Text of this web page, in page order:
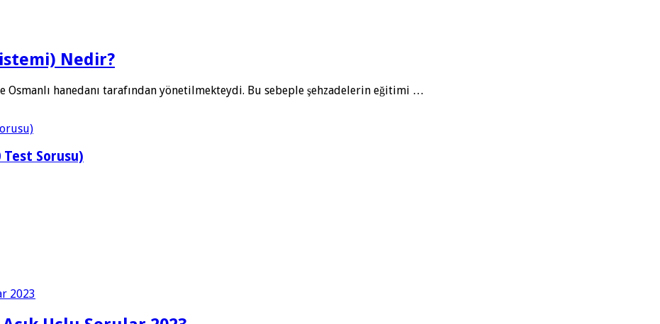
Nedir?
hanedanı tarafından yönetilmekteydi. Bu sebeple şehzadelerin eğitimi …
Test Sorusu)